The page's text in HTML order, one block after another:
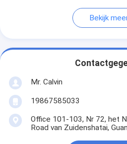
Bekijk
Mr. Calvin
19867585033
Office 101-103, Nr 72, het
Road van Zuidenshatai,